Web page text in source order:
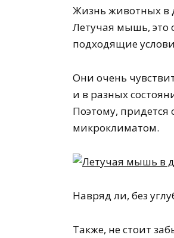
Жизнь животных в
Летучая мышь, это
подходящие
Они очень
и в разных
Поэтому, придется
микроклиматом.
Навряд ли, без
Также, не стоит